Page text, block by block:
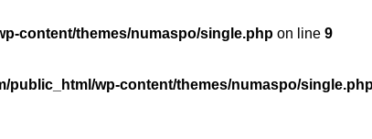
content/themes/numaspo/single.php on line 9
public_html/wp-content/themes/numaspo/